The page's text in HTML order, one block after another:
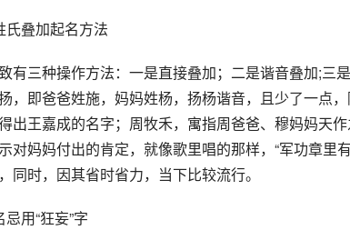
氏叠加起名方法
有三种操作方法：一是直接叠加；二是谐音叠加;三
，即爸爸姓施，妈妈姓杨，扬杨谐音，且少了一点
出王嘉成的名字；周牧禾，寓指周爸爸、穆妈妈天
对妈妈付出的肯定，就像歌里唱的那样，“军功章里
同时，因其省时省力，当下比较流行。
用“狂妄”字